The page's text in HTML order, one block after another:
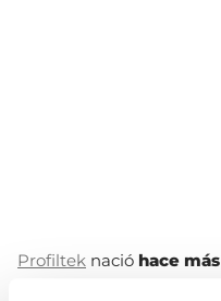
Profiltek nació hace